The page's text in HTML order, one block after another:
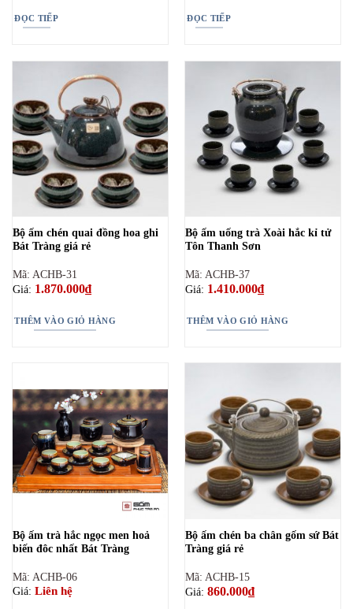
ĐỌC TIẾP ĐỌC TIẾP
Bộ ấm chén quai đồng hoa ghi
Bát Tràng giá rẻ
Mã: ACHB-31
Giá: 1.870.000₫
THÊM VÀO GIỎ HÀNG
Bộ ấm uống trà Xoài hắc kỉ tử
Tôn Thanh Sơn
Mã: ACHB-37
Giá: 1.410.000₫
THÊM VÀO GIỎ HÀNG
Bộ ấm trà hắc ngọc men hoả
biến đôc nhất Bát Tràng
Mã: ACHB-06
Giá: Liên hệ
Bộ ấm chén ba chân gốm sứ Bát
Tràng giá rẻ
Mã: ACHB-15
Giá: 860.000₫